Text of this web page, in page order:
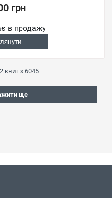
грн
в продажу
книг з 6045
ще